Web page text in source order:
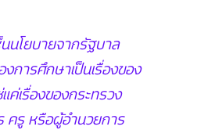
นนโยบายจากรัฐบาล
งการศึกษาเป็นเรื่องของ
ค่เรื่องของกระทรวง
ครู หรือผู้อำนวยการ